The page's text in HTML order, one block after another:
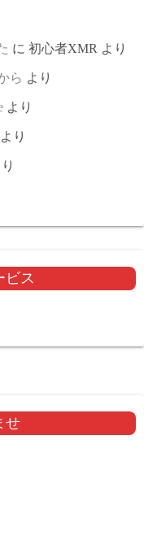
に 初心者XMR より
ら より
より
より
ビス
せ